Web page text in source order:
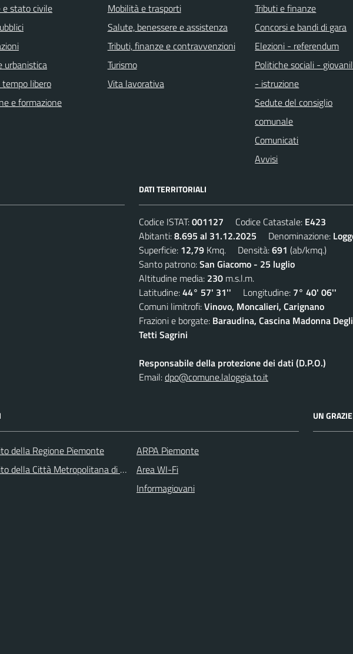
e stato civile
urbanistica
libero
e formazione
Mobilità e trasporti
Salute, benessere e assistenza
Tributi, finanze e contravvenzioni
Turismo
Vita lavorativa
Tributi e finanze
Concorsi e bandi di gara
Elezioni - referendum
Politiche sociali -
- istruzione
Sedute del consiglio
comunale
Comunicati
Avvisi
DATI TERRITORIALI
Codice ISTAT:001127 Codice Catastale: E423
Abitanti:8.695 al 31.12.2025 Denominazione:
Superficie: 12,79 Kmq. Densità:691 (ab/kmq.)
Santo patrono:San Giacomo - 25 luglio
Altitudine media: 230 m.s.l.m.
Latitudine:44° 57' 31'' Longitudine: 7° 40' 06''
Comuni limitrofi:Vinovo, Moncalieri, Carignano
Frazioni e borgate: Baraudina, Cascina Madonna
Tetti Sagrini
Responsabile della protezione dei dati (D.P.O.)
Email:dpo@comune.laloggia.to.it
della Regione Piemonte
della Città Metropolitana di Torino
ARPA Piemonte
Area WI-Fi
Informagiovani
UN